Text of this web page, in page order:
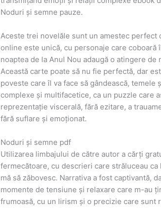
Noduri și semne pauze.
Aceste trei novelăle sunt un amestec
online este unică, cu personaje care
noaptea de la Anul Nou adaugă o atingere
Această carte poate să nu fie perfectă, dar
poveste care îl va face să gândească,
complexe și multifacetice, ca un puzzle care
reprezentație viscerală, fără ezitare, a
fără suflare și emoționat.
Noduri și semne pdf
Utilizarea limbajului de către autor a cărți
fermecătoare, cu descrieri care străluceau
mă să zăbovesc. Narrativa a fost captivantă,
momente de tensiune și relaxare care m-au
frumoasă, cu un lirism și o precizie care